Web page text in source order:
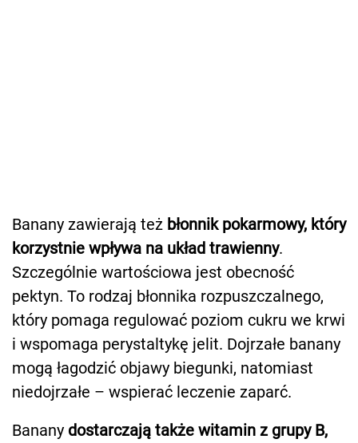
Banany zawierają też błonnik pokarmowy, który
korzystnie wpływa na układ trawienny.
Szczególnie wartościowa jest obecność
pektyn. To rodzaj błonnika rozpuszczalnego,
który pomaga regulować poziom cukru we krwi
i wspomaga perystaltykę jelit. Dojrzałe banany
mogą łagodzić objawy biegunki, natomiast
niedojrzałe – wspierać leczenie zaparć.
Banany dostarczają także witamin z grupy B,